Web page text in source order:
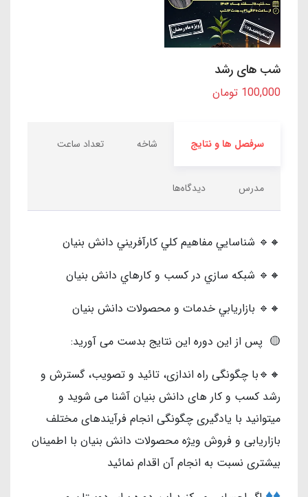
شب های رشد
100,000 تومان
سرفصل ها و نتایج شاخه تعداد ساعت
مدرس دیدگاه‌ها
🔸🔹 شناسايي مفاهيم كلي كارآفريني دانش بنيان
🔸🔹 شبكه سازي در كسب و كارهاي دانش بنيان
🔸🔹 بازاريابي خدمات و محصولات دانش بنيان
🟡 پس از این دوره این نتایج بدست می آورید:
🔸🔹با چگونگی راه اندازی، تائید و تصویب، گسترش و
رشد کسب و کار های دانش بنیان آشنا می شوید و
میتوانید با یادگیری چگونگی انجام فرآیندهای مختلف
بازاریابی و فروش ویژه محصولات دانش بنیان با اطمینان
بیشتری نسبت به انجام آن اقدام نمائید